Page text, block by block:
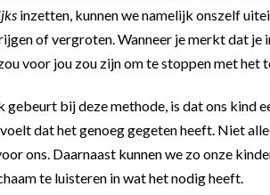
inzetten, kunnen we namelijk onszelf
of vergroten. Wanneer je merkt dat je
voor jou zou zijn om te stoppen met
gebeurt bij deze methode, is dat ons kind
dat het genoeg gegeten heeft. Niet
ons. Daarnaast kunnen we zo onze
te luisteren in wat het nodig heeft.